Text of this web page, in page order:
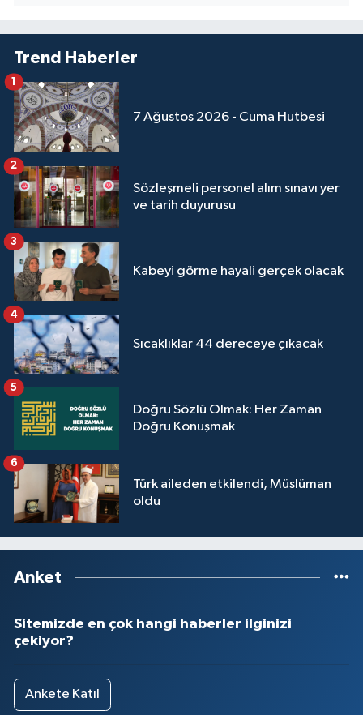
Trend Haberler
7 Ağustos 2026 - Cuma Hutbesi
1
Sözleşmeli personel alım sınavı yer
ve tarih duyurusu
2
Kabeyi görme hayali gerçek olacak
3
Sıcaklıklar 44 dereceye çıkacak
4
Doğru Sözlü Olmak: Her Zaman
Doğru Konuşmak
5
Türk aileden etkilendi, Müslüman
oldu
6
Anket
Sitemizde en çok hangi haberler ilginizi
çekiyor?
Ankete Katıl